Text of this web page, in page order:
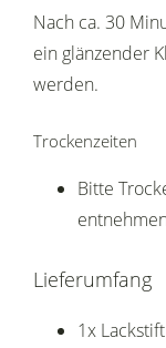
Nach ca. 30
ein glänzender
werden.
Trockenzeiten
Bitte
Lieferumfang
1x